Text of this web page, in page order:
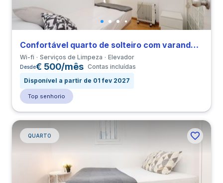
Confortável quarto de solteiro com varanda em Barrio Gotico perto de ELISAVA
Wi-fi Serviços de Limpeza Elevador
Desde€ 500/mês Contas incluídas
Disponível a partir de 01 fev 2027
Top senhorio
QUARTO